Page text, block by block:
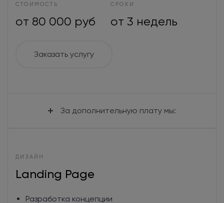
СТОИМОСТЬ
от 80 000 руб
СРОКИ
от 3 недель
Заказать услугу
За дополнительную плату мы:
страниц сайта
Создадим варианты: карточки товара,
фильтра, сортировки, оформления заказа
ДИЗАЙН
Landing Page
Разработка концепции